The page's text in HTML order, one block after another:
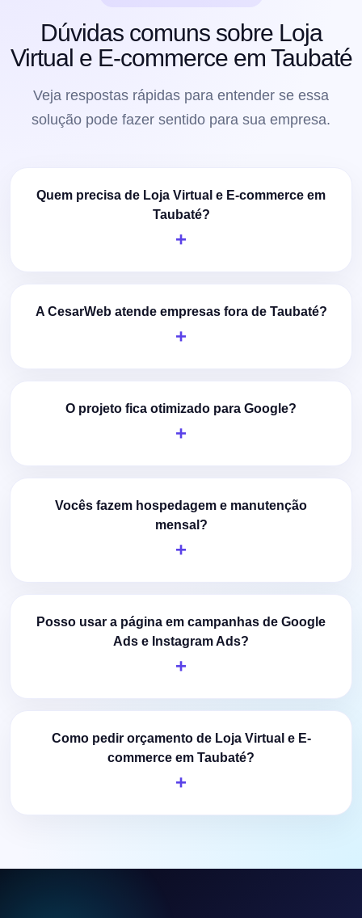
Dúvidas comuns sobre Loja
Virtual e E-commerce em Taubaté
Veja respostas rápidas para entender se essa
solução pode fazer sentido para sua empresa.
Quem precisa de Loja Virtual e E-commerce em
Taubaté?
A CesarWeb atende empresas fora de Taubaté?
O projeto fica otimizado para Google?
Vocês fazem hospedagem e manutenção
mensal?
Posso usar a página em campanhas de Google
Ads e Instagram Ads?
Como pedir orçamento de Loja Virtual e E-
commerce em Taubaté?